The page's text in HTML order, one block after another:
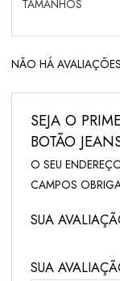
TAMANHOS
NÃO HÁ
SEJA O
BOTÃO
O SEU
CAMPOS
SUA
SUA